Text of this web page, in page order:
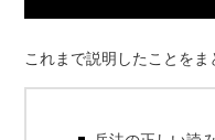
これまで説明したことをま